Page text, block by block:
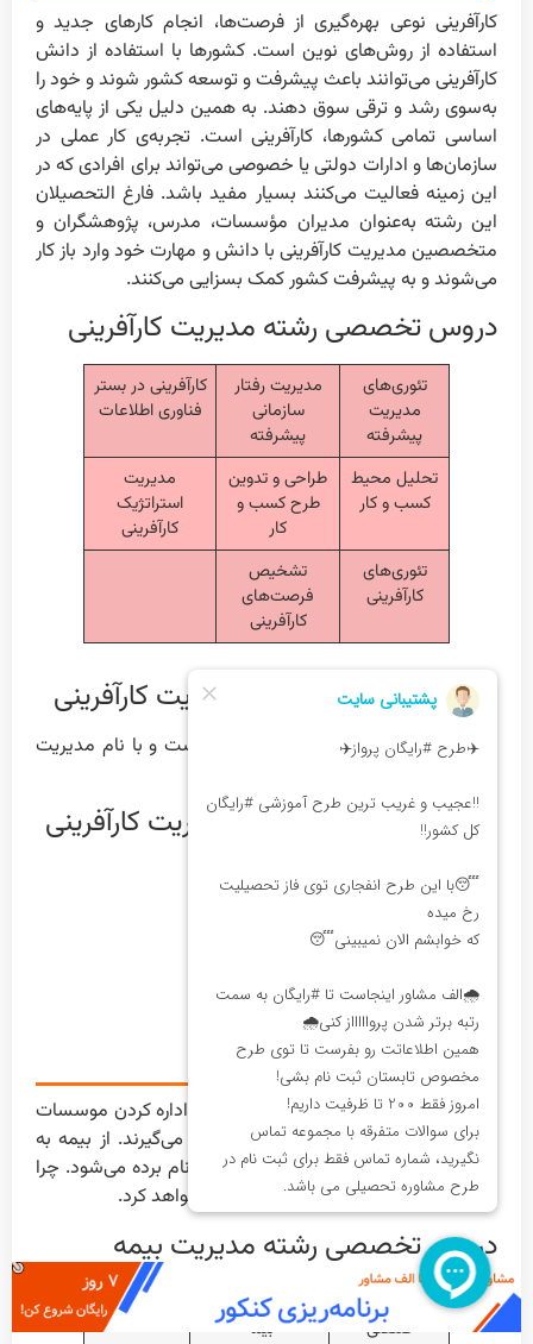
کارآفرینی نوعی بهره‌گیری از فرصت‌ها، انجام کارهای جدید و
استفاده از روش‌های نوین است. کشورها با استفاده از دانش
کارآفرینی می‌توانند باعث پیشرفت و توسعه کشور شوند و خود را
به‌سوی رشد و ترقی سوق دهند. به همین دلیل یکی از پایه‌های
اساسی تمامی کشورها، کارآفرینی است. تجربه‌ی کار عملی در
سازمان‌ها و ادارات دولتی یا خصوصی می‌تواند برای افرادی که در
این زمینه فعالیت می‌کنند بسیار مفید باشد. فارغ التحصیلان
این رشته به‌عنوان مدیران مؤسسات، مدرس، پژوهشگران و
متخصصین مدیریت کارآفرینی با دانش و مهارت خود وارد باز کار
می‌شوند و به پیشرفت کشور کمک بسزایی می‌کنند.
دروس تخصصی رشته مدیریت کارآفرینی
تئوری‌های
مدیریت
پیشرفته
مدیریت رفتار
سازمانی
پیشرفته
کارآفرینی در بستر
فناوری اطلاعات
تحلیل محیط
کسب و کار
طراحی و تدوین
طرح کسب و
کار
مدیریت
استراتژیک
کارآفرینی
تئوری‌های
کارآفرینی
تشخیص
فرصت‌های
کارآفرینی
گرایش های ارشد رشته مدیریت کارآفرینی
این رشته در مقطع ارشد بدون گرایش است و با نام مدیریت
گرایش‌های دکتری رشته مدیریت کارآفرینی
سازمانی
عمومی
بین الملل
کسب و کار
فناوری
آموزش عالی
گرایش مدیریت بیمه
فارغ التحصیلان رشته مدیریت بیمه نحوه اداره کردن موسسات
بیمه و چگونگی رفتار با ارباب رجوع را فرا می‌گیرند. از بیمه به
عنوان صنعت بیمه در کشورهای پیشرفته نام برده می‌شود. چرا
که با پیشرفت صنعت، بیمه نیز پیشرفت خواهد کرد.
دروس تخصصی رشته مدیریت بیمه
حسابداری
صنعتی
مدیریت ریسک و
بیمه
حسابرسی